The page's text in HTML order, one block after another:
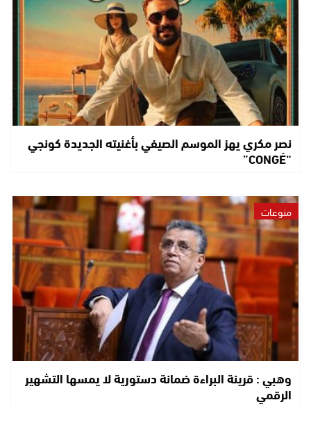
نصر مكري يهز الموسم الصيفي بأغنيته الجديدة كونجي
“CONGÉ”
منوعات
وهبي : قرينة البراءة ضمانة دستورية لا يمسها التشهير
الرقمي